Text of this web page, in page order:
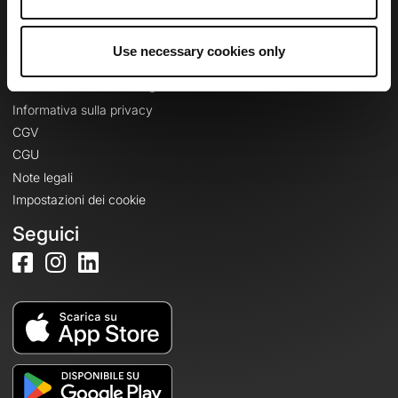
Use necessary cookies only
Accedi
Informazioni legali
Informativa sulla privacy
CGV
CGU
Note legali
Impostazioni dei cookie
Seguici